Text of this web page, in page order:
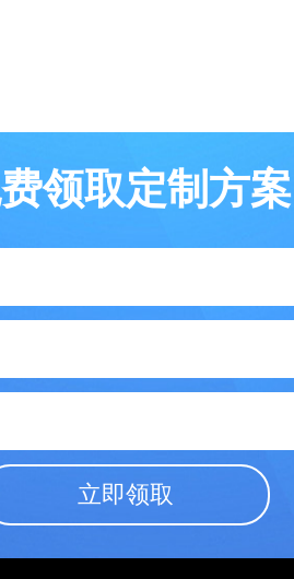
领取定制方案
立即领取